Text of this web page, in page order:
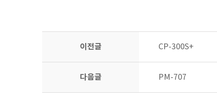
이전글 CP-300S+
다음글 PM-707